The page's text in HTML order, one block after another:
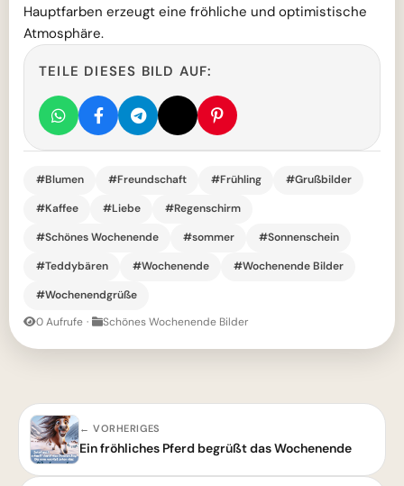
Hauptfarben erzeugt eine fröhliche und optimistische
Atmosphäre.
TEILE DIESES BILD AUF:
#Blumen #Freundschaft #Frühling
#Grußbilder
#Kaffee
#Liebe
#Regenschirm
#Schönes Wochenende
#sommer
#Sonnenschein
#Teddybären
#Wochenende
#Wochenende Bilder
#Wochenendgrüße
0 Aufrufe · Schönes Wochenende Bilder
← VORHERIGES
Ein fröhliches Pferd begrüßt das Wochenende